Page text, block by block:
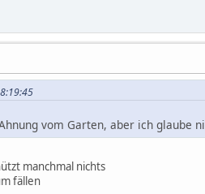
vom Garten, aber ich glaube
manchmal nichts
fällen